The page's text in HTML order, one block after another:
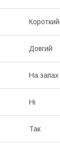
Короткий
Довгий
На запах
Ні
Так